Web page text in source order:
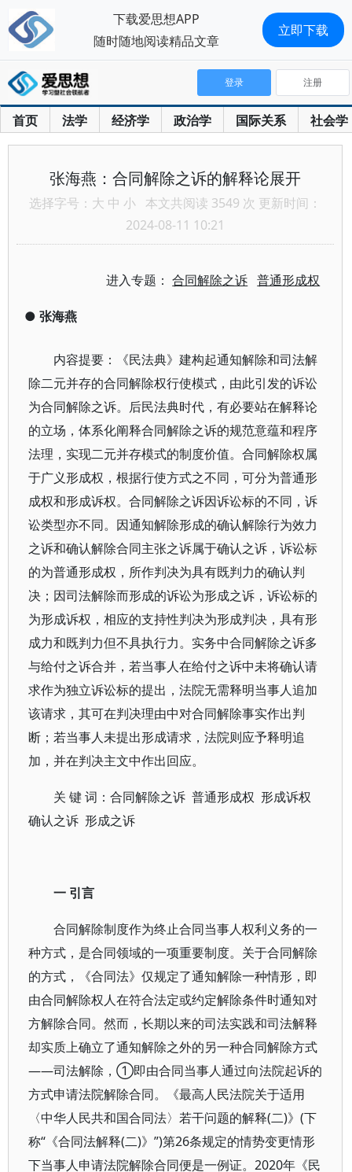
首页 法学 经济学 政治学 国际关系 社会学
登录 注册
张海燕：合同解除之诉的解释论展开
选择字号： 大 中 小 本文共阅读 3549 次 更新时间：
2024-08-11 10:21
进入专题：合同解除之诉 普通形成权
● 张海燕
内容提要：《民法典》建构起通知解除和司法解
除二元并存的合同解除权行使模式，由此引发的诉讼
为合同解除之诉。后民法典时代，有必要站在解释论
的立场，体系化阐释合同解除之诉的规范意蕴和程序
法理，实现二元并存模式的制度价值。合同解除权属
于广义形成权，根据行使方式之不同，可分为普通形
成权和形成诉权。合同解除之诉因诉讼标的不同，诉
讼类型亦不同。因通知解除形成的确认解除行为效力
之诉和确认解除合同主张之诉属于确认之诉，诉讼标
的为普通形成权，所作判决为具有既判力的确认判
决；因司法解除而形成的诉讼为形成之诉，诉讼标的
为形成诉权，相应的支持性判决为形成判决，具有形
成力和既判力但不具执行力。实务中合同解除之诉多
与给付之诉合并，若当事人在给付之诉中未将确认请
求作为独立诉讼标的提出，法院无需释明当事人追加
该请求，其可在判决理由中对合同解除事实作出判
断；若当事人未提出形成请求，法院则应予释明追
加，并在判决主文中作出回应。
关 键 词：合同解除之诉 普通形成权 形成诉权
确认之诉 形成之诉
一 引言
合同解除制度作为终止合同当事人权利义务的一
种方式，是合同领域的一项重要制度。关于合同解除
的方式，《合同法》仅规定了通知解除一种情形，即
由合同解除权人在符合法定或约定解除条件时通知对
方解除合同。然而，长期以来的司法实践和司法解释
却实质上确立了通知解除之外的另一种合同解除方式
——司法解除，①即由合同当事人通过向法院起诉的
方式申请法院解除合同。《最高人民法院关于适用
〈中华人民共和国合同法〉若干问题的解释(二)》(下
称“《合同法解释(二)》”)第26条规定的情势变更情形
下当事人申请法院解除合同便是一例证。2020年《民
下载爱思想APP
随时随地阅读精品文章
立即下载